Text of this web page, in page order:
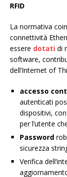
RFID
La normativa
connettività
essere dotati di
software,
dell’Internet of
accesso
autenticati
dispositivi,
per l’utente
Password
sicurezza
Verifica